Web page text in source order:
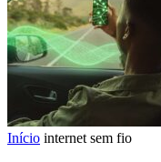
Início internet sem fio